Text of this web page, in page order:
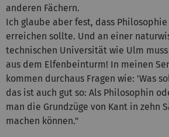
anderen Fächern.
Ich glaube aber fest, dass
erreichen sollte. Und an einer
technischen Universität wie Ulm
aus dem Elfenbeinturm! In meinen
kommen durchaus Fragen wie: 'Was
das ist auch gut so: Als Philosophin
man die Grundzüge von Kant in zehn
machen können."